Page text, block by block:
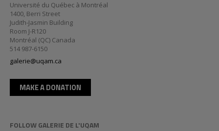
Université du Québec à Montréal
1400, Berri Street
Judith-Jasmin Building
Room J-R120
Montréal (QC) Canada
514 987-6150
galerie@uqam.ca
MAKE A DONATION
FOLLOW GALERIE DE L'UQAM